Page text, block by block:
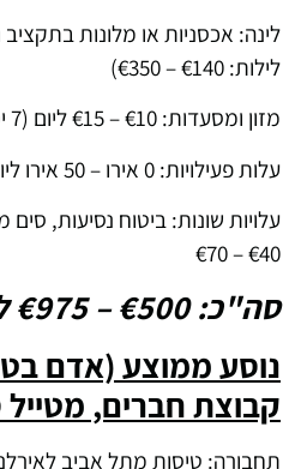
לילות: €140 – €350)
מזון ומסעדות: €10 – €15 ליום (7 ימים: €70 – €105)
עלות פעילויות: 0 אירו – 50 אירו ליום.
עלויות שונות: ביטוח נסיעות,
€40 – €70
סה"כ: €500 – €975 לשבעה ימי טיול
נוסע ממוצע (אדם
קבוצת חברים, מטייל
תחבורה: טיסות מתל אביב לאירלנד: 400 אירו – 600